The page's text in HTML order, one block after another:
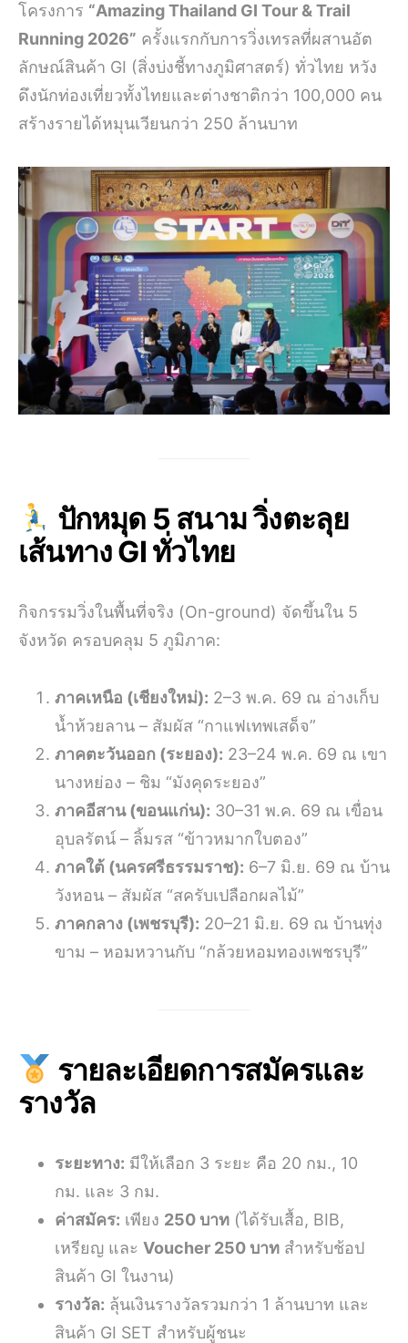
โครงการ “Amazing Thailand GI Tour & Trail
Running 2026” ครั้งแรกกับการวิ่งเทรลที่ผสานอัต
ลักษณ์สินค้า GI (สิ่งบ่งชี้ทางภูมิศาสตร์) ทั่วไทย หวัง
ดึงนักท่องเที่ยวทั้งไทยและต่างชาติกว่า 100,000 คน
สร้างรายได้หมุนเวียนกว่า 250 ล้านบาท
ปักหมุด 5 สนาม วิ่งตะลุย
เส้นทาง GI ทั่วไทย
กิจกรรมวิ่งในพื้นที่จริง (On-ground) จัดขึ้นใน 5
จังหวัด ครอบคลุม 5 ภูมิภาค:
ภาคเหนือ (เชียงใหม่): 2–3 พ.ค. 69 ณ อ่างเก็บ
น้ำห้วยลาน – สัมผัส “กาแฟเทพเสด็จ”
ภาคตะวันออก (ระยอง): 23–24 พ.ค. 69 ณ เขา
นางหย่อง – ชิม “มังคุดระยอง”
ภาคอีสาน (ขอนแก่น): 30–31 พ.ค. 69 ณ เขื่อน
อุบลรัตน์ – ลิ้มรส “ข้าวหมากใบตอง”
ภาคใต้ (นครศรีธรรมราช): 6–7 มิ.ย. 69 ณ บ้าน
วังหอน – สัมผัส “สครับเปลือกผลไม้”
ภาคกลาง (เพชรบุรี): 20–21 มิ.ย. 69 ณ บ้านทุ่ง
ขาม – หอมหวานกับ “กล้วยหอมทองเพชรบุรี”
รายละเอียดการสมัครและ
รางวัล
ระยะทาง: มีให้เลือก 3 ระยะ คือ 20 กม., 10
กม. และ 3 กม.
ค่าสมัคร: เพียง 250 บาท (ได้รับเสื้อ, BIB,
เหรียญ และ Voucher 250 บาท สำหรับช้อป
สินค้า GI ในงาน)
รางวัล: ลุ้นเงินรางวัลรวมกว่า 1 ล้านบาท และ
สินค้า GI SET สำหรับผู้ชนะ